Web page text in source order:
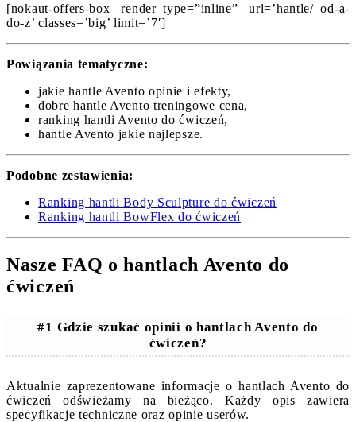
[nokaut-offers-box render_type=”inline” url=’hantle/–od-a-
do-z’ classes=’big’ limit=’7′]
Powiązania tematyczne:
jakie hantle Avento opinie i efekty,
dobre hantle Avento treningowe cena,
ranking hantli Avento do ćwiczeń,
hantle Avento jakie najlepsze.
Podobne zestawienia:
Ranking hantli Body Sculpture do ćwiczeń
Ranking hantli BowFlex do ćwiczeń
Nasze FAQ o hantlach Avento do
ćwiczeń
#1 Gdzie szukać opinii o hantlach Avento do
ćwiczeń?
Aktualnie zaprezentowane informacje o hantlach Avento do
ćwiczeń odświeżamy na bieżąco. Każdy opis zawiera
specyfikacje techniczne oraz opinie userów.